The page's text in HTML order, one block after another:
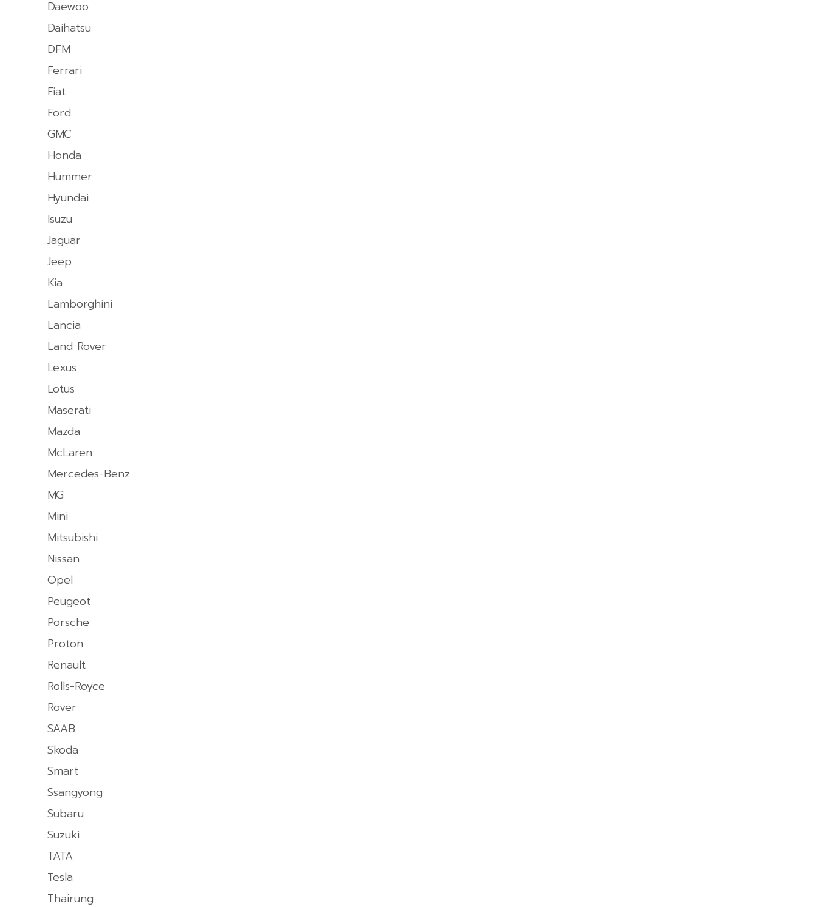
Daewoo
Daihatsu
DFM
Ferrari
Fiat
Ford
GMC
Honda
Hummer
Hyundai
Isuzu
Jaguar
Jeep
Kia
Lamborghini
Lancia
Land Rover
Lexus
Lotus
Maserati
Mazda
McLaren
Mercedes-Benz
MG
Mini
Mitsubishi
Nissan
Opel
Peugeot
Porsche
Proton
Renault
Rolls-Royce
Rover
SAAB
Skoda
Smart
Ssangyong
Subaru
Suzuki
TATA
Tesla
Thairung